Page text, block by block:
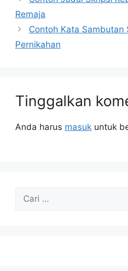
Remaja
Contoh Kata Sambutan
Pernikahan
Tinggalkan
Anda harus masuk untuk
untuk: